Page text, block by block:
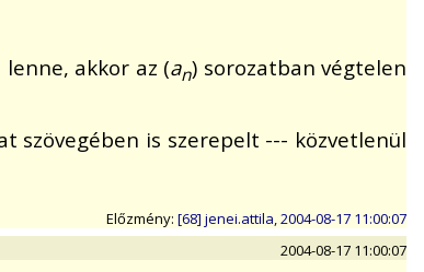
akkor az (an) sorozatban végtelen
szövegében is szerepelt --- közvetlenül
Előzmény: [68] jenei.attila, 2004-08-17 11:00:07
2004-08-17 11:00:07